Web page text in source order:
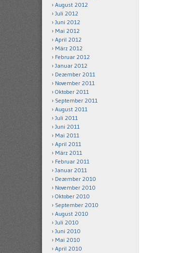
August 2012
Juli 2012
Juni 2012
Mai 2012
April 2012
März 2012
Februar 2012
Januar 2012
Dezember 2011
November 2011
Oktober 2011
September 2011
August 2011
Juli 2011
Juni 2011
Mai 2011
April 2011
März 2011
Februar 2011
Januar 2011
Dezember 2010
November 2010
Oktober 2010
September 2010
August 2010
Juli 2010
Juni 2010
Mai 2010
April 2010